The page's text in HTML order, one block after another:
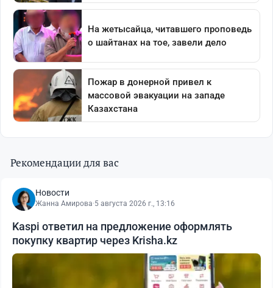
Рекомендации для вас
Новости
Жанна Амирова·5 августа 2026 г., 13:16
Kaspi ответил на предложение оформлять
покупку квартир через Krisha.kz